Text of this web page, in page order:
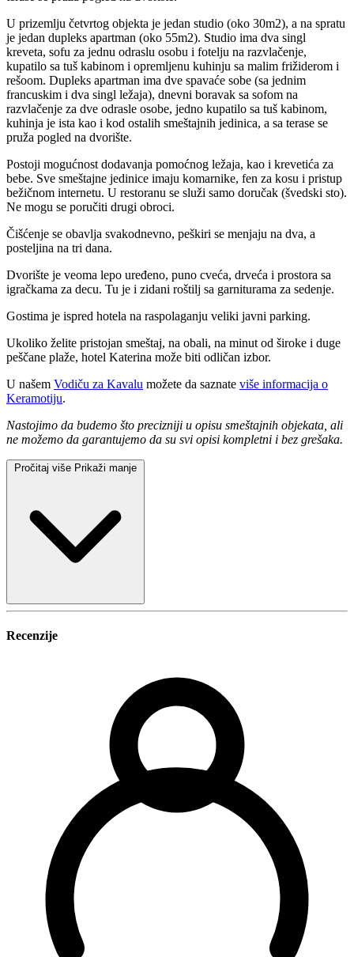
U prizemlju četvrtog objekta je jedan studio (oko 30m2), a na spratu
je jedan dupleks apartman (oko 55m2). Studio ima dva singl
kreveta, sofu za jednu odraslu osobu i fotelju na razvlačenje,
kupatilo sa tuš kabinom i opremljenu kuhinju sa malim frižiderom i
rešoom. Dupleks apartman ima dve spavaće sobe (sa jednim
francuskim i dva singl ležaja), dnevni boravak sa sofom na
razvlačenje za dve odrasle osobe, jedno kupatilo sa tuš kabinom,
kuhinja je ista kao i kod ostalih smeštajnih jedinica, a sa terase se
pruža pogled na dvorište.
Postoji mogućnost dodavanja pomoćnog ležaja, kao i krevetića za
bebe. Sve smeštajne jedinice imaju komarnike, fen za kosu i pristup
bežičnom internetu. U restoranu se služi samo doručak (švedski sto).
Ne mogu se poručiti drugi obroci.
Čišćenje se obavlja svakodnevno, peškiri se menjaju na dva, a
posteljina na tri dana.
Dvorište je veoma lepo uređeno, puno cveća, drveća i prostora sa
igračkama za decu. Tu je i zidani roštilj sa garniturama za sedenje.
Gostima je ispred hotela na raspolaganju veliki javni parking.
Ukoliko želite pristojan smeštaj, na obali, na minut od široke i duge
peščane plaže, hotel Katerina može biti odličan izbor.
U našem Vodiču za Kavalu možete da saznate više informacija o
Keramotiju.
Nastojimo da budemo što precizniji u opisu smeštajnih objekata, ali
ne možemo da garantujemo da su svi opisi kompletni i bez grešaka.
Pročitaj više Prikaži manje
Recenzije